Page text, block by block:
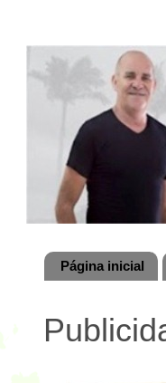
Página inicial